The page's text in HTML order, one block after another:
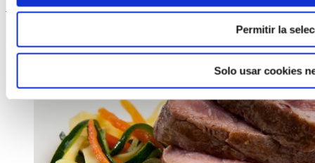
Permitir la
Solo usar cookies
Seguir lendo